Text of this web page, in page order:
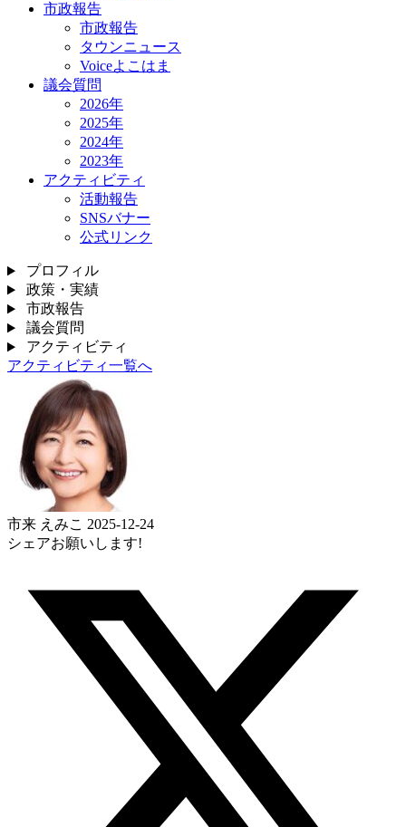
市政報告
市政報告
タウンニュース
Voiceよこはま
議会質問
2026年
2025年
2024年
2023年
アクティビティ
活動報告
SNSバナー
公式リンク
プロフィル
政策・実績
市政報告
議会質問
アクティビティ
アクティビティ一覧へ
市来 えみこ 2025-12-24
シェアお願いします!